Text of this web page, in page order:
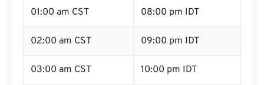
01:00 am CST 08:00 pm IDT
02:00 am CST 09:00 pm IDT
03:00 am CST 10:00 pm IDT